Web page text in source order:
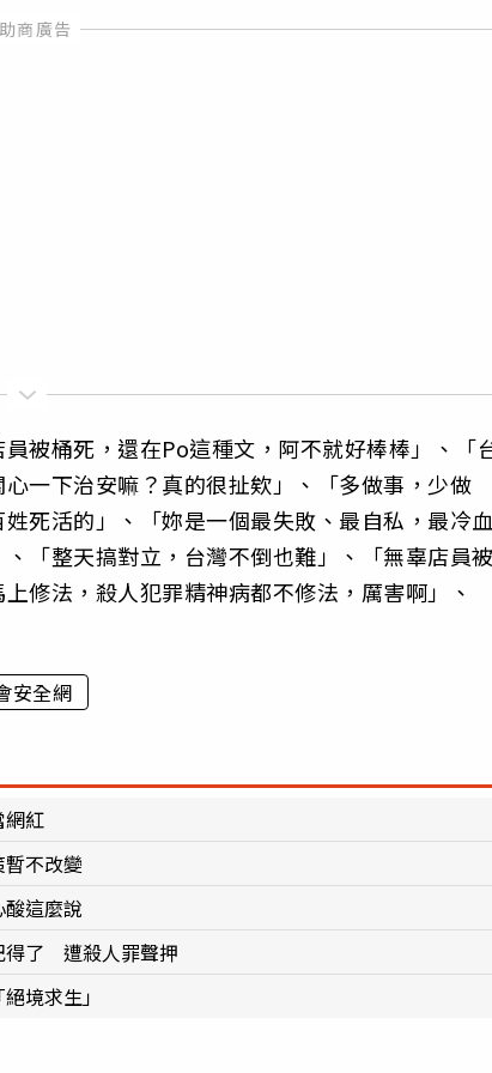
被桶死，還在Po這種文，阿不就好棒棒」、「
一下治安嘛？真的很扯欸」、「多做事，少做
死活的」、「妳是一個最失敗、最自私，最冷
「整天搞對立，台灣不倒也難」、「無辜店員
修法，殺人犯罪精神病都不修法，厲害啊」、
安全網
紅
不改變
這麼說
得了 遭殺人罪聲押
境求生」